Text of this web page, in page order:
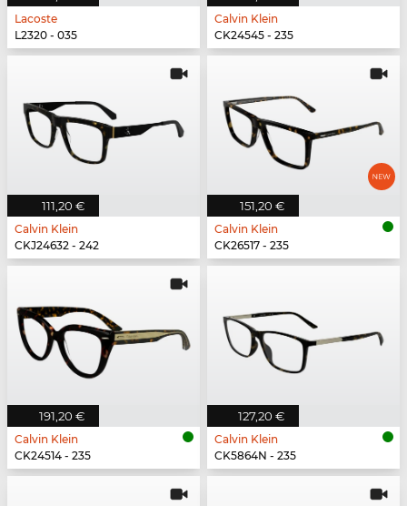
Lacoste
L2320 - 035
Calvin Klein
CK24545 - 235
111,20 €
Calvin Klein
CKJ24632 - 242
151,20 €
Calvin Klein
CK26517 - 235
191,20 €
Calvin Klein
CK24514 - 235
127,20 €
Calvin Klein
CK5864N - 235